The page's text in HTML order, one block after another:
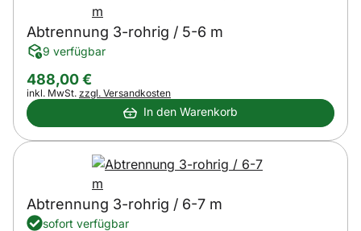
Abtrennung 3-rohrig / 5-6 m
9 verfügbar
488,00€
Steuerhinweis:
inkl. MwSt. zzgl. Versandkosten
In den Warenkorb
Abtrennung 3-rohrig / 6-7 m
sofort verfügbar